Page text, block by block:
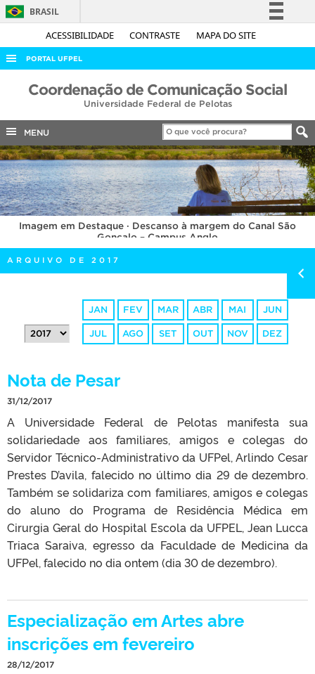
ACESSIBILIDADE CONTRASTE MAPA DO SITE
BRASIL
Simplifique!
Acesso à informação
Legislação
Canais
PORTAL UFPEL
ACESSO À INFORMAÇÃO
COBALTO
CONCURSOS
EDITAIS
INTERNACIONAL
OUVIDORIA
PORTARIAS
TELEFONES
Coordenação de Comunicação Social
Universidade Federal de Pelotas
MENU
Imagem em Destaque · Descanso à margem do Canal São
Gonçalo – Campus Anglo
ARQUIVO DE 2017
JAN FEV MAR ABR MAI JUN
JUL AGO SET OUT NOV DEZ
Nota de Pesar
31/12/2017
A Universidade Federal de Pelotas manifesta sua
solidariedade aos familiares, amigos e colegas do
Servidor Técnico-Administrativo da UFPel, Arlindo Cesar
Prestes D’avila, falecido no último dia 29 de dezembro.
Também se solidariza com familiares, amigos e colegas
do aluno do Programa de Residência Médica em
Cirurgia Geral do Hospital Escola da UFPEL, Jean Lucca
Triaca Saraiva, egresso da Faculdade de Medicina da
UFPel, falecido no dia ontem (dia 30 de dezembro).
Especialização em Artes abre
inscrições em fevereiro
28/12/2017